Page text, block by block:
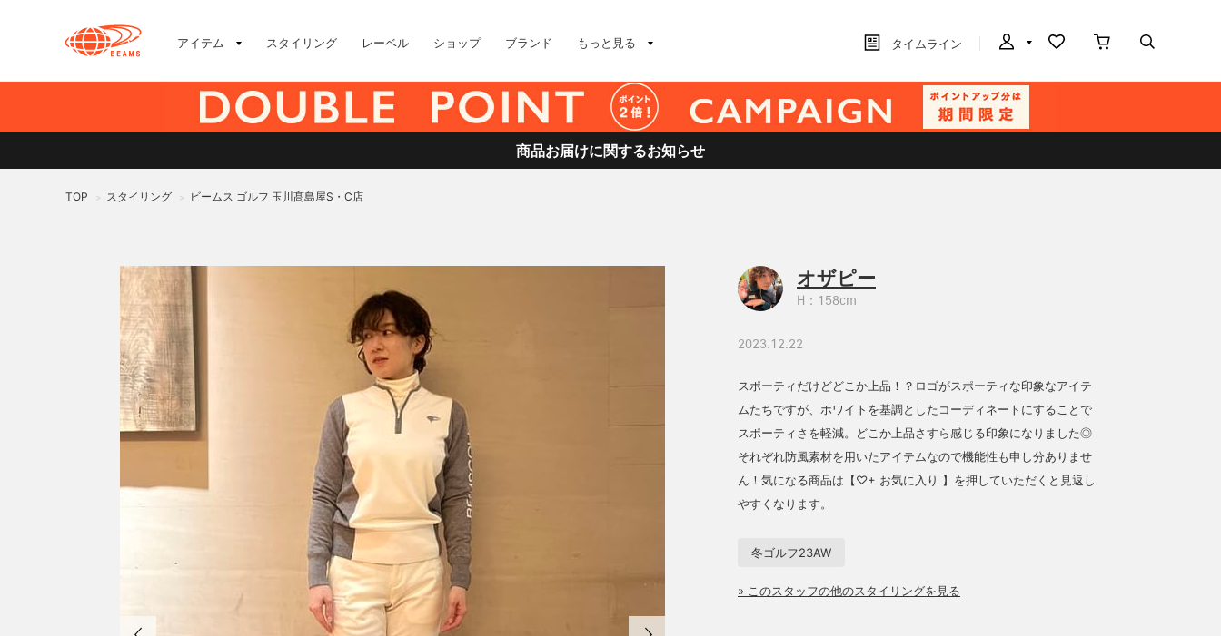
アイテム スタイリング レーベル ショップ ブランド もっと見る タイムライン
商品お届けに関するお知らせ
TOP > スタイリング > ビームス ゴルフ 玉川髙島屋S・C店
オザピー
H：158cm
2023.12.22
スポーティだけどどこか上品！？ロゴがスポーティな印象なアイテ
ムたちですが、ホワイトを基調としたコーディネートにすることで
スポーティさを軽減。どこか上品さすら感じる印象になりました◎
それぞれ防風素材を用いたアイテムなので機能性も申し分ありませ
ん！気になる商品は【♡+ お気に入り 】を押していただくと見返し
やすくなります。
冬ゴルフ23AW
» このスタッフの他のスタイリングを見る